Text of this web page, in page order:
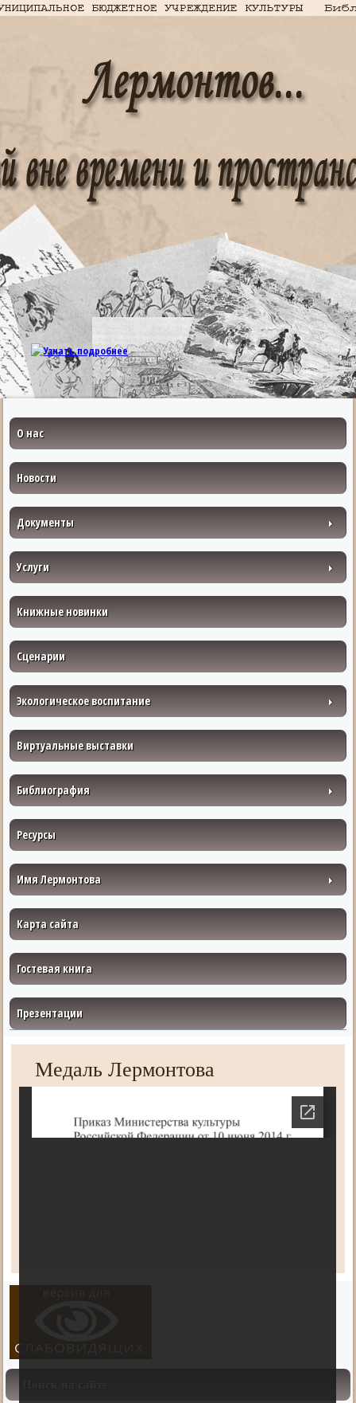
О нас
Новости
Документы
Услуги
Книжные новинки
Сценарии
Экологическое воспитание
Виртуальные выставки
Библиография
Ресурсы
Имя Лермонтова
Карта сайта
Гостевая книга
Презентации
Медаль Лермонтова